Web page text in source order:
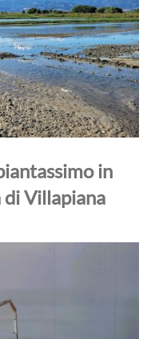
in
di Villapiana